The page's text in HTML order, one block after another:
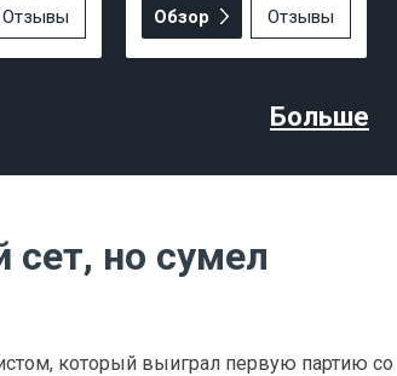
Отзывы Обзор Отзывы
Больше
сет, но сумел
который выиграл первую партию со